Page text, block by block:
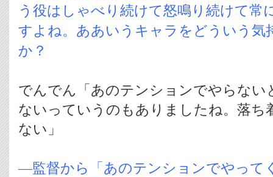
う役はしゃべり続けて怒鳴り続けて常
すよね。ああいうキャラをどういう気
か？
でんでん「あのテンションでやらない
ないっていうのもありましたね。落ち
ない」
―監督から「あのテンションでやって